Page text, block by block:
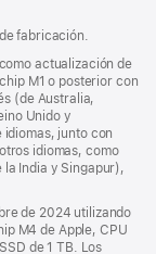
fabricación.
actualización de
M1 o posterior con
(de Australia,
Unido y
junto con
idiomas, como
India y Singapur),
de 2024 utilizando
M4 de Apple, CPU
de 1 TB. Los